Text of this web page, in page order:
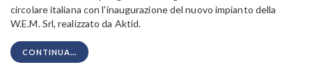
circolare italiana con l'inaugurazione del nuovo impianto della
W.E.M. Srl, realizzato da Aktid.
CONTINUA...